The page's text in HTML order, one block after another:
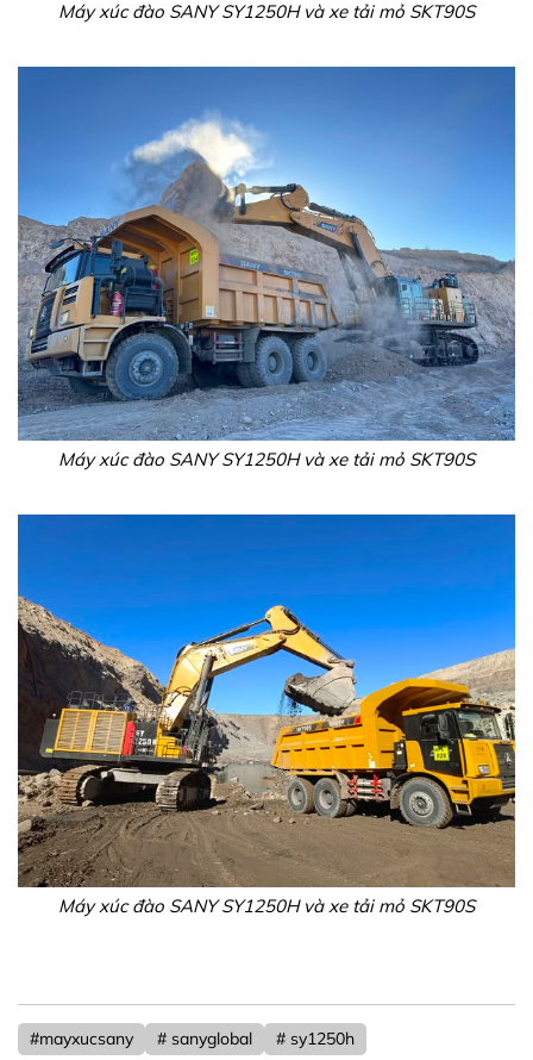
Máy xúc đào SANY SY1250H và xe tải mỏ SKT90S
Máy xúc đào SANY SY1250H và xe tải mỏ SKT90S
Máy xúc đào SANY SY1250H và xe tải mỏ SKT90S
#mayxucsany # sanyglobal # sy1250h